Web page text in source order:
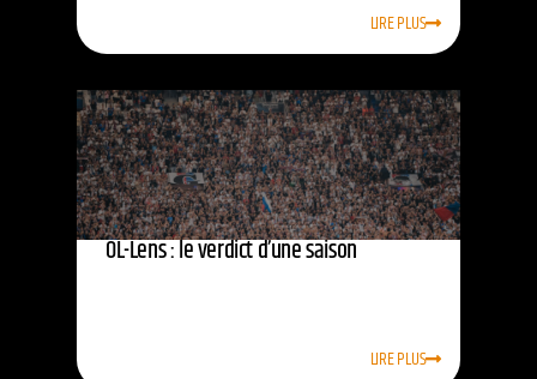
LIRE PLUS
OL-Lens : le verdict d’une saison
LIRE PLUS